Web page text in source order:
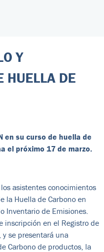
Y
HUELLA DE
en su curso de huella de
el próximo 17 de marzo.
asistentes conocimientos
la Huella de Carbono en
Inventario de Emisiones.
inscripción en el Registro de
y se presentará una
Carbono de productos, la